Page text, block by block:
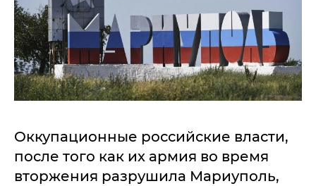
Оккупационные российские власти,
после того как их армия во время
вторжения разрушила Мариуполь,